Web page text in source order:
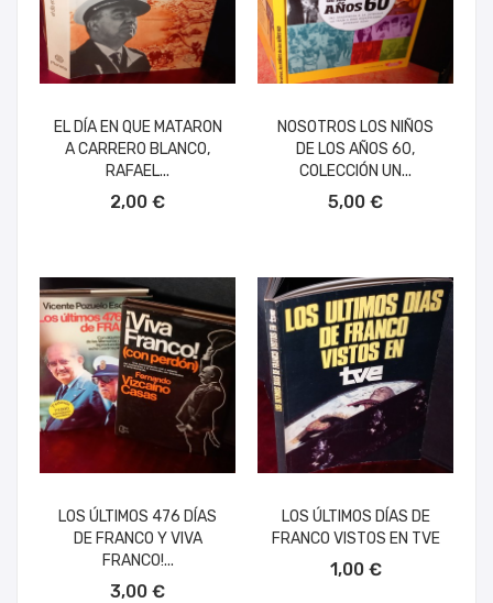
EL DÍA EN QUE MATARON
A CARRERO BLANCO,
RAFAEL...
2,00 €
NOSOTROS LOS NIÑOS
DE LOS AÑOS 60,
COLECCIÓN UN...
5,00 €
LOS ÚLTIMOS 476 DÍAS
DE FRANCO Y VIVA
FRANCO!...
3,00 €
LOS ÚLTIMOS DÍAS DE
FRANCO VISTOS EN TVE
1,00 €